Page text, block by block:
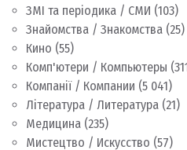
ЗМІ та періодика / СМИ (103)
Знайомства / Знакомства (25)
Кино (55)
Комп'ютери / Компьютеры
Компанії / Компании (5 041)
Література / Литература (21)
Медицина (235)
Мистецтво / Искусство (57)